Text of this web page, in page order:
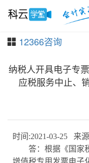
12366咨询
纳税人开具电子专
应税服务中止、
时间:2021-03-25 来
答：根据《国家税
增值税专用发票电子